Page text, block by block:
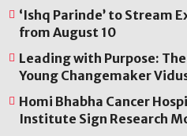
‘Ishq Parinde’ to Stream
from August 10
Leading with Purpose:
Young Changemaker
Homi Bhabha Cancer
Institute Sign Research